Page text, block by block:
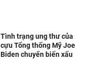
Tình trạng ung thư của
cựu Tổng thống Mỹ Joe
Biden chuyển biến xấu